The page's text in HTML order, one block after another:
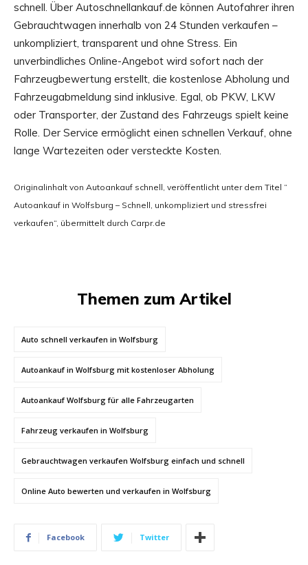
schnell. Über Autoschnellankauf.de können Autofahrer ihren
Gebrauchtwagen innerhalb von 24 Stunden verkaufen –
unkompliziert, transparent und ohne Stress. Ein
unverbindliches Online-Angebot wird sofort nach der
Fahrzeugbewertung erstellt, die kostenlose Abholung und
Fahrzeugabmeldung sind inklusive. Egal, ob PKW, LKW
oder Transporter, der Zustand des Fahrzeugs spielt keine
Rolle. Der Service ermöglicht einen schnellen Verkauf, ohne
lange Wartezeiten oder versteckte Kosten.
Originalinhalt von Autoankauf schnell, veröffentlicht unter dem Titel “
Autoankauf in Wolfsburg – Schnell, unkompliziert und stressfrei
verkaufen“, übermittelt durch Carpr.de
Themen zum Artikel
Auto schnell verkaufen in Wolfsburg
Autoankauf in Wolfsburg mit kostenloser Abholung
Autoankauf Wolfsburg für alle Fahrzeugarten
Fahrzeug verkaufen in Wolfsburg
Gebrauchtwagen verkaufen Wolfsburg einfach und schnell
Online Auto bewerten und verkaufen in Wolfsburg
Facebook Twitter